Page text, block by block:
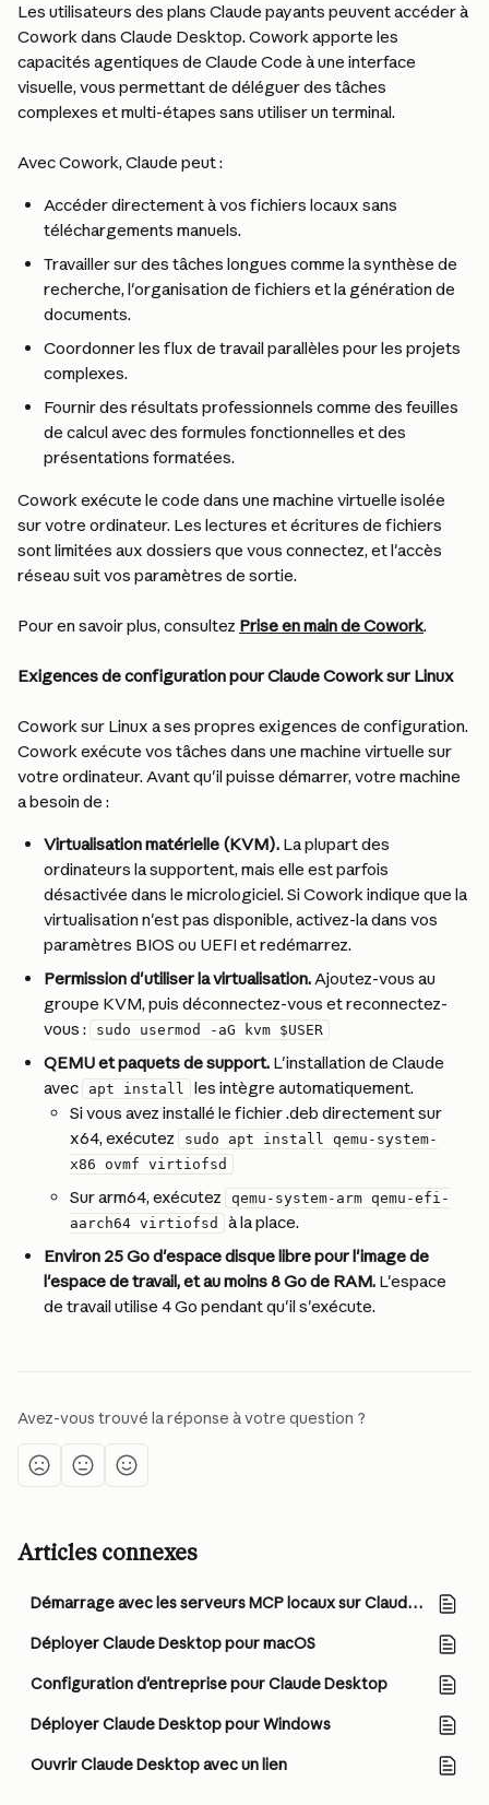
Les utilisateurs des plans Claude payants peuvent accéder à
Cowork dans Claude Desktop. Cowork apporte les
capacités agentiques de Claude Code à une interface
visuelle, vous permettant de déléguer des tâches
complexes et multi-étapes sans utiliser un terminal.
Avec Cowork, Claude peut :
Accéder directement à vos fichiers locaux sans
téléchargements manuels.
Travailler sur des tâches longues comme la synthèse de
recherche, l'organisation de fichiers et la génération de
documents.
Coordonner les flux de travail parallèles pour les projets
complexes.
Fournir des résultats professionnels comme des feuilles
de calcul avec des formules fonctionnelles et des
présentations formatées.
Cowork exécute le code dans une machine virtuelle isolée
sur votre ordinateur. Les lectures et écritures de fichiers
sont limitées aux dossiers que vous connectez, et l'accès
réseau suit vos paramètres de sortie.
Pour en savoir plus, consultez Prise en main de Cowork.
Exigences de configuration pour Claude Cowork sur Linux
Cowork sur Linux a ses propres exigences de configuration.
Cowork exécute vos tâches dans une machine virtuelle sur
votre ordinateur. Avant qu'il puisse démarrer, votre machine
a besoin de :
Virtualisation matérielle (KVM). La plupart des
ordinateurs la supportent, mais elle est parfois
désactivée dans le micrologiciel. Si Cowork indique que la
virtualisation n'est pas disponible, activez-la dans vos
paramètres BIOS ou UEFI et redémarrez.
Permission d'utiliser la virtualisation. Ajoutez-vous au
groupe KVM, puis déconnectez-vous et reconnectez-
vous :
sudo usermod -aG kvm $USER
QEMU et paquets de support. L'installation de Claude
avec
apt install
les intègre automatiquement.
Si vous avez installé le fichier .deb directement sur
x64, exécutez
sudo apt install qemu-system-
x86 ovmf virtiofsd
Sur arm64, exécutez
qemu-system-arm qemu-efi-
aarch64 virtiofsd
à la place.
Environ 25 Go d'espace disque libre pour l'image de
l'espace de travail, et au moins 8 Go de RAM. L'espace
de travail utilise 4 Go pendant qu'il s'exécute.
Avez-vous trouvé la réponse à votre question ?
Articles connexes
Démarrage avec les serveurs MCP locaux sur Claude Desktop
Déployer Claude Desktop pour macOS
Configuration d'entreprise pour Claude Desktop
Déployer Claude Desktop pour Windows
Ouvrir Claude Desktop avec un lien